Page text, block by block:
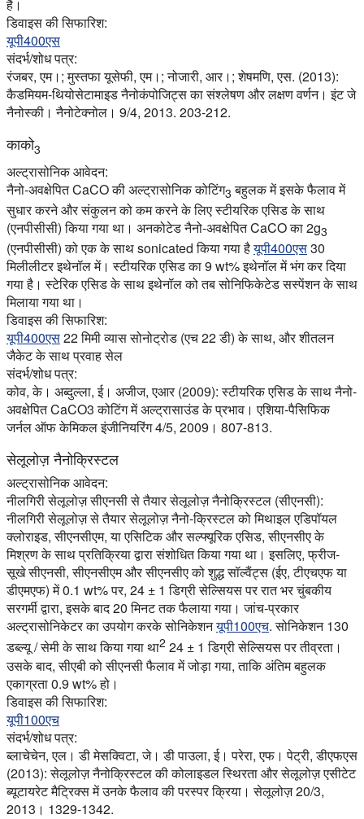
है।
डिवाइस की सिफारिश:
यूपी400एस
संदर्भ/शोध पत्र:
रंजबर, एम।; मुस्तफा यूसेफी, एम।; नोजारी, आर।; शेषमणि, एस. (2013):
कैडमियम-थियोसेटामाइड नैनोकंपोजिट्स का संश्लेषण और लक्षण वर्णन। इंट जे
नैनोस्की। नैनोटेक्नोल। 9/4, 2013. 203-212.
काको3
अल्ट्रासोनिक आवेदन:
नैनो-अवक्षेपित CaCO की अल्ट्रासोनिक कोटिंग3 बहुलक में इसके फैलाव में
सुधार करने और संकुलन को कम करने के लिए स्टीयरिक एसिड के साथ
(एनपीसीसी) किया गया था। अनकोटेड नैनो-अवक्षेपित CaCO का 2g3
(एनपीसीसी) को एक के साथ sonicated किया गया हैयूपी400एस30
मिलीलीटर इथेनॉल में। स्टीयरिक एसिड का 9 wt% इथेनॉल में भंग कर दिया
गया है। स्टेरिक एसिड के साथ इथेनॉल को तब सोनिफिकेटेड सस्पेंशन के साथ
मिलाया गया था।
डिवाइस की सिफारिश:
यूपी400एस22 मिमी व्यास सोनोट्रोड (एच 22 डी) के साथ, और शीतलन
जैकेट के साथ प्रवाह सेल
संदर्भ/शोध पत्र:
कोव, के। अब्दुल्ला, ई। अजीज, एआर (2009): स्टीयरिक एसिड के साथ नैनो-
अवक्षेपित CaCO3 कोटिंग में अल्ट्रासाउंड के प्रभाव। एशिया-पैसिफिक
जर्नल ऑफ केमिकल इंजीनियरिंग 4/5, 2009। 807-813.
सेलूलोज़ नैनोक्रिस्टल
अल्ट्रासोनिक आवेदन:
नीलगिरी सेलूलोज़ सीएनसी से तैयार सेलूलोज़ नैनोक्रिस्टल (सीएनसी):
नीलगिरी सेलूलोज़ से तैयार सेलूलोज़ नैनो-क्रिस्टल को मिथाइल एडिपॉयल
क्लोराइड, सीएनसीएम, या एसिटिक और सल्फ्यूरिक एसिड, सीएनसीए के
मिश्रण के साथ प्रतिक्रिया द्वारा संशोधित किया गया था। इसलिए, फ्रीज-
सूखे सीएनसी, सीएनसीएम और सीएनसीए को शुद्ध सॉल्वैंट्स (ईए, टीएचएफ या
डीएमएफ) में 0.1 wt% पर, 24 ± 1 डिग्री सेल्सियस पर रात भर चुंबकीय
सरगर्मी द्वारा, इसके बाद 20 मिनट तक फैलाया गया। जांच-प्रकार
अल्ट्रासोनिकेटर का उपयोग करके सोनिकेशनयूपी100एच. सोनिकेशन 130
डब्ल्यू / सेमी के साथ किया गया था2 24 ± 1 डिग्री सेल्सियस पर तीव्रता।
उसके बाद, सीएबी को सीएनसी फैलाव में जोड़ा गया, ताकि अंतिम बहुलक
एकाग्रता 0.9 wt% हो।
डिवाइस की सिफारिश:
यूपी100एच
संदर्भ/शोध पत्र:
ब्लाचेचेन, एल। डी मेसक्विटा, जे। डी पाउला, ई। परेरा, एफ। पेट्री, डीएफएस
(2013): सेलूलोज़ नैनोक्रिस्टल की कोलाइडल स्थिरता और सेलूलोज़ एसीटेट
ब्यूटायरेट मैट्रिक्स में उनके फैलाव की परस्पर क्रिया। सेलूलोज़ 20/3,
2013। 1329-1342.